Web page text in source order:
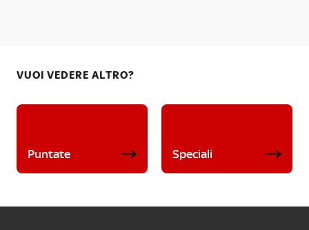
VUOI VEDERE ALTRO?
Puntate Speciali